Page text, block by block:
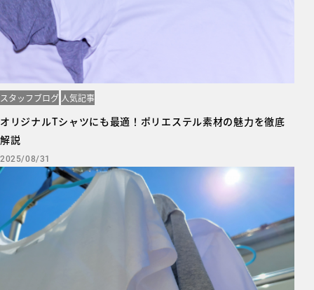
スタッフブログ 人気記事
オリジナルTシャツにも最適！ポリエステル素材の魅力を徹底
解説
2025/08/31